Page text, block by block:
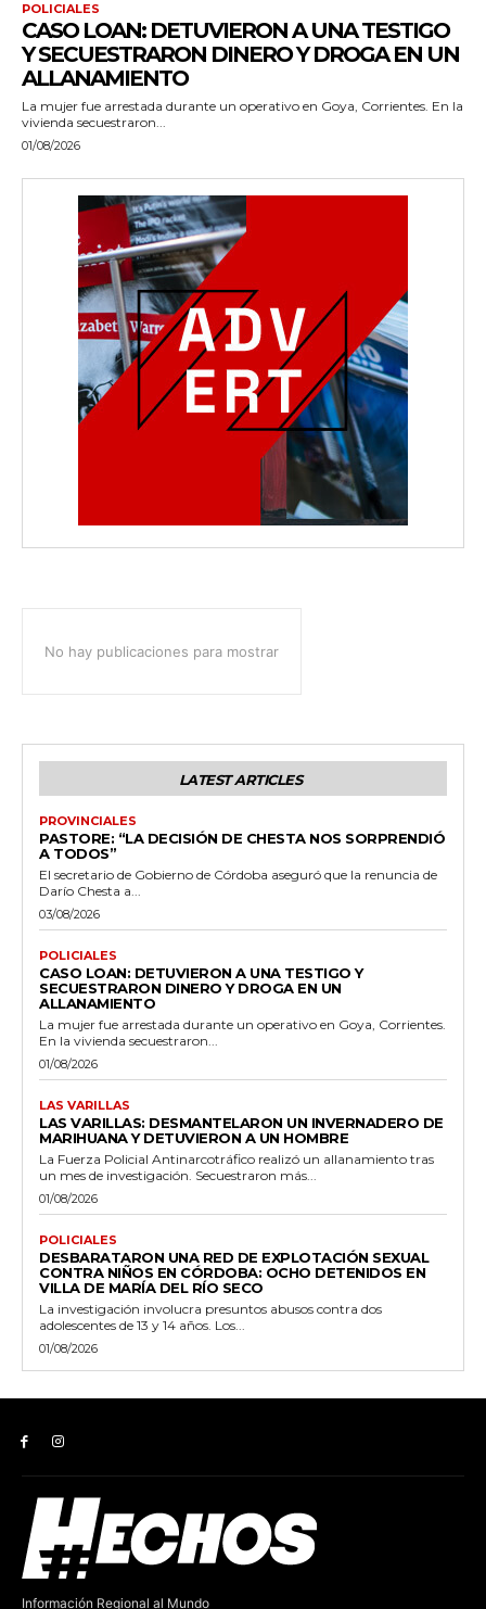
POLICIALES
CASO LOAN: DETUVIERON A UNA TESTIGO
Y SECUESTRARON DINERO Y DROGA EN UN
ALLANAMIENTO
La mujer fue arrestada durante un operativo en Goya, Corrientes. En la
vivienda secuestraron...
01/08/2026
No hay publicaciones para mostrar
LATEST ARTICLES
PROVINCIALES
PASTORE: “LA DECISIÓN DE CHESTA NOS SORPRENDIÓ
A TODOS”
El secretario de Gobierno de Córdoba aseguró que la renuncia de
Darío Chesta a...
03/08/2026
POLICIALES
CASO LOAN: DETUVIERON A UNA TESTIGO Y
SECUESTRARON DINERO Y DROGA EN UN
ALLANAMIENTO
La mujer fue arrestada durante un operativo en Goya, Corrientes.
En la vivienda secuestraron...
01/08/2026
LAS VARILLAS
LAS VARILLAS: DESMANTELARON UN INVERNADERO DE
MARIHUANA Y DETUVIERON A UN HOMBRE
La Fuerza Policial Antinarcotráfico realizó un allanamiento tras
un mes de investigación. Secuestraron más...
01/08/2026
POLICIALES
DESBARATARON UNA RED DE EXPLOTACIÓN SEXUAL
CONTRA NIÑOS EN CÓRDOBA: OCHO DETENIDOS EN
VILLA DE MARÍA DEL RÍO SECO
La investigación involucra presuntos abusos contra dos
adolescentes de 13 y 14 años. Los...
01/08/2026
Información Regional al Mundo